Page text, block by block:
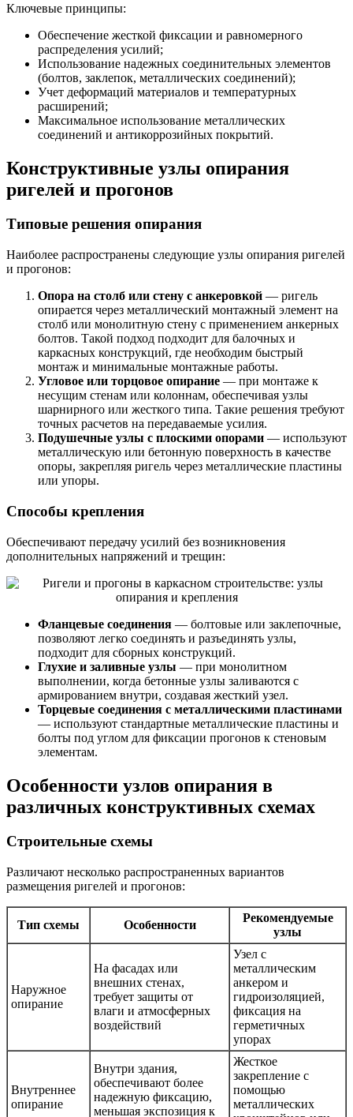
Ключевые принципы:
Обеспечение жесткой фиксации и равномерного
распределения усилий;
Использование надежных соединительных элементов
(болтов, заклепок, металлических соединений);
Учет деформаций материалов и температурных
расширений;
Максимальное использование металлических
соединений и антикоррозийных покрытий.
Конструктивные узлы опирания
ригелей и прогонов
Типовые решения опирания
Наиболее распространены следующие узлы опирания ригелей
и прогонов:
Опора на столб или стену с анкеровкой — ригель
опирается через металлический монтажный элемент на
столб или монолитную стену с применением анкерных
болтов. Такой подход подходит для балочных и
каркасных конструкций, где необходим быстрый
монтаж и минимальные монтажные работы.
Угловое или торцовое опирание — при монтаже к
несущим стенам или колоннам, обеспечивая узлы
шарнирного или жесткого типа. Такие решения требуют
точных расчетов на передаваемые усилия.
Подушечные узлы с плоскими опорами — используют
металлическую или бетонную поверхность в качестве
опоры, закрепляя ригель через металлические пластины
или упоры.
Способы крепления
Обеспечивают передачу усилий без возникновения
дополнительных напряжений и трещин:
Фланцевые соединения — болтовые или заклепочные,
позволяют легко соединять и разъединять узлы,
подходит для сборных конструкций.
Глухие и заливные узлы — при монолитном
выполнении, когда бетонные узлы заливаются с
армированием внутри, создавая жесткий узел.
Торцевые соединения с металлическими пластинами
— используют стандартные металлические пластины и
болты под углом для фиксации прогонов к стеновым
элементам.
Особенности узлов опирания в
различных конструктивных схемах
Строительные схемы
Различают несколько распространенных вариантов
размещения ригелей и прогонов:
Тип схемы Особенности
Рекомендуемые
узлы
Наружное
опирание
На фасадах или
внешних стенах,
требует защиты от
влаги и атмосферных
воздействий
Узел с
металлическим
анкером и
гидроизоляцией,
фиксация на
герметичных
упорах
Внутреннее
опирание
Внутри здания,
обеспечивают более
надежную фиксацию,
меньшая экспозиция к
Жесткое
закрепление с
помощью
металлических